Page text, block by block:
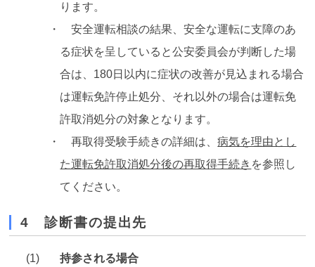
ります。
・ 安全運転相談の結果、安全な運転に支障のあ
る症状を呈していると公安委員会が判断した場
合は、180日以内に症状の改善が見込まれる場合
は運転免許停止処分、それ以外の場合は運転免
許取消処分の対象となります。
・ 再取得受験手続きの詳細は、病気を理由とし
た運転免許取消処分後の再取得手続き を参照し
てください。
4 診断書の提出先
持参される場合